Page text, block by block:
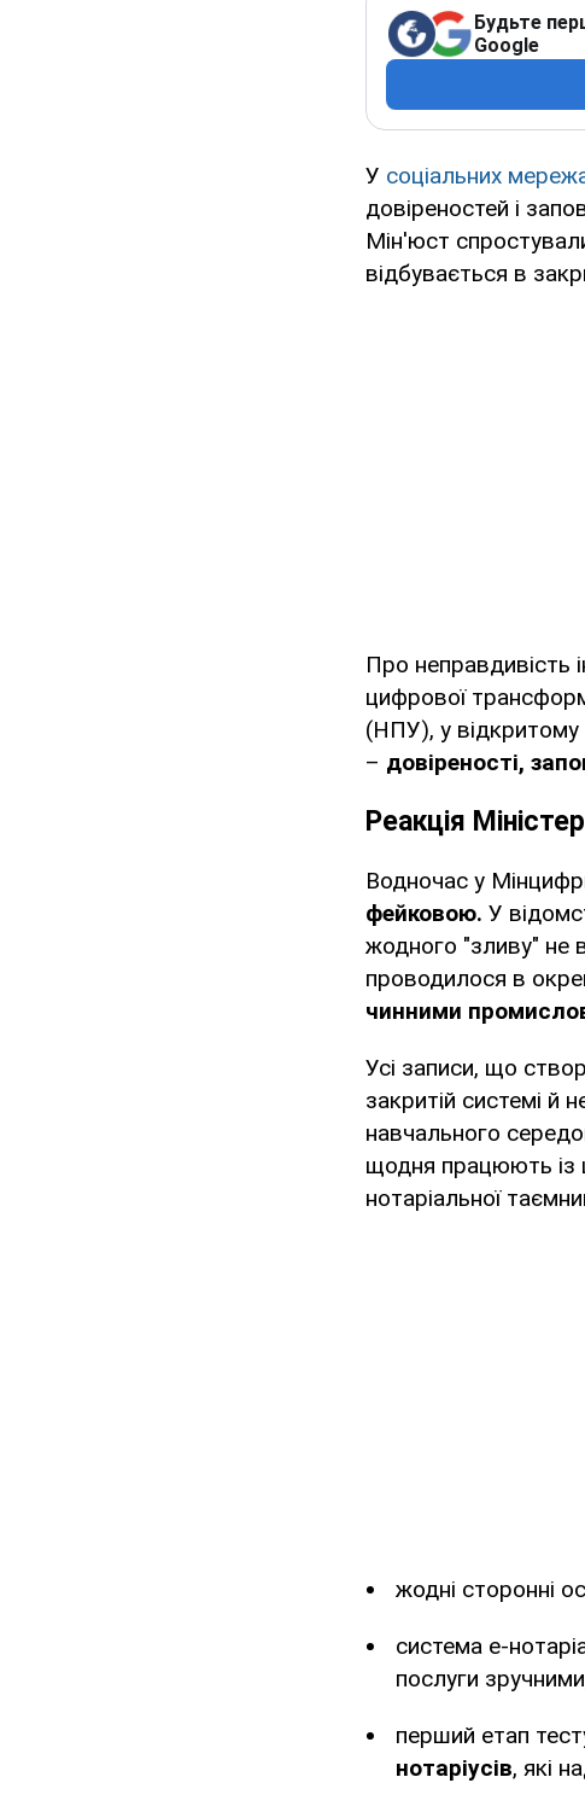
Будьте
Google
У соціальних
довіреностей і
Мін'юст
відбувається в
Про неправдивість
цифрової
(НПУ), у відкритому
– довіреності,
Реакція
Водночас у
фейковою. У
жодного "зливу" не
проводилося в
чинними
Усі записи, що
закритій системі й
навчального
щодня працюють із
нотаріальної
жодні сторонні
система е-
послуги
перший етап
нотаріусів, які